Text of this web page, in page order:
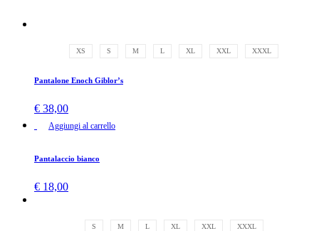
XS S M L XL XXL XXXL
Pantalone Enoch Giblor’s
€ 38,00
Aggiungi al carrello
Pantalaccio bianco
€ 18,00
S M L XL XXL XXXL